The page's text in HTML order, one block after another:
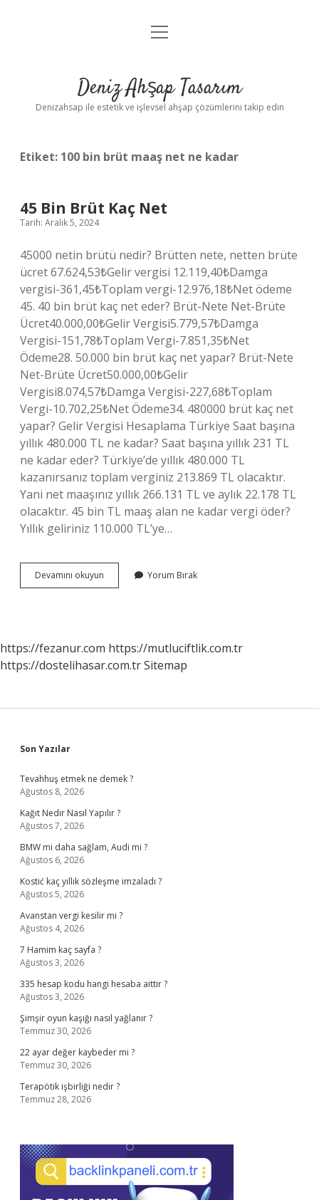
Anasayfa
Yasal Uyarı
menüyü
Deniz Ahşap Tasarım
Denizahsap ile estetik ve işlevsel ahşap çözümlerini takip edin
Etiket: 100 bin brüt maaş net ne kadar
45 Bin Brüt Kaç Net
Tarih: Aralık 5, 2024
45000 netin brütü nedir? Brütten nete, netten brüte
ücret 67.624,53₺Gelir vergisi 12.119,40₺Damga
vergisi-361,45₺Toplam vergi-12.976,18₺Net ödeme
45. 40 bin brüt kaç net eder? Brüt-Nete Net-Brüte
Ücret40.000,00₺Gelir Vergisi5.779,57₺Damga
Vergisi-151,78₺Toplam Vergi-7.851,35₺Net
Ödeme28. 50.000 bin brüt kaç net yapar? Brüt-Nete
Net-Brüte Ücret50.000,00₺Gelir
Vergisi8.074,57₺Damga Vergisi-227,68₺Toplam
Vergi-10.702,25₺Net Ödeme34. 480000 brüt kaç net
yapar? Gelir Vergisi Hesaplama Türkiye Saat başına
yıllık 480.000 TL ne kadar? Saat başına yıllık 231 TL
ne kadar eder? Türkiye’de yıllık 480.000 TL
kazanırsanız toplam verginiz 213.869 TL olacaktır.
Yani net maaşınız yıllık 266.131 TL ve aylık 22.178 TL
olacaktır. 45 bin TL maaş alan ne kadar vergi öder?
Yıllık geliriniz 110.000 TL’ye…
Devamını okuyun
Bin
Yorum Bırak
https://fezanur.com https://mutluciftlik.com.tr
https://dostelihasar.com.trSitemap
Sidebar
Son Yazılar
Tevahhuş etmek ne demek ?
Ağustos 8, 2026
Kağıt Nedir Nasıl Yapılır ?
Ağustos 7, 2026
BMW mi daha sağlam, Audi mi ?
Ağustos 6, 2026
Kostić kaç yıllık sözleşme imzaladı ?
Ağustos 5, 2026
Avanstan vergi kesilir mi ?
Ağustos 4, 2026
7 Hamim kaç sayfa ?
Ağustos 3, 2026
335 hesap kodu hangi hesaba aittir ?
Ağustos 3, 2026
Şimşir oyun kaşığı nasıl yağlanır ?
Temmuz 30, 2026
22 ayar değer kaybeder mi ?
Temmuz 30, 2026
Terapötik işbirliği nedir ?
Temmuz 28, 2026